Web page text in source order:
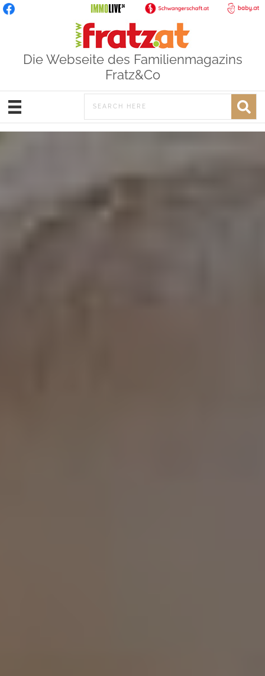
Die Webseite des Familienmagazins
Fratz&Co